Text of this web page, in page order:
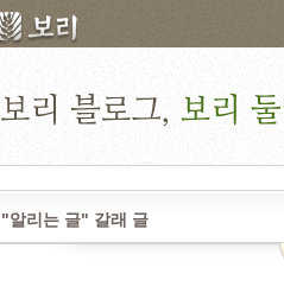
"알리는 글" 갈래 글